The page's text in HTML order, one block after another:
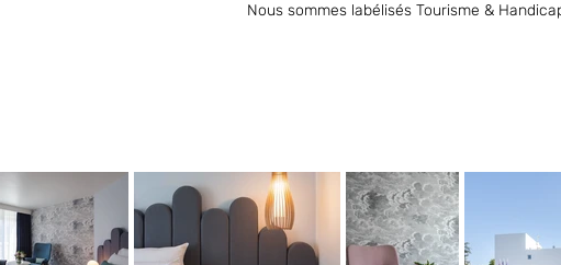
Nous sommes labélisés Tourisme &